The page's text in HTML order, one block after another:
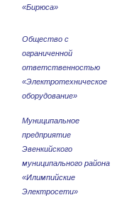
«Бирюса»
Общество с
ограниченной
ответственностью
«Электротехническое
оборудование»
Муниципальное
предприятие
Эвенкийского
муниципального района
«Илимпийские
Электросети»